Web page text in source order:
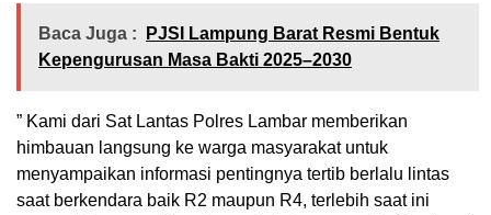
Baca Juga :
PJSI Lampung Barat Resmi Bentuk
Kepengurusan Masa Bakti 2025–2030
” Kami dari Sat Lantas Polres Lambar memberikan
himbauan langsung ke warga masyarakat untuk
menyampaikan informasi pentingnya tertib berlalu lintas
saat berkendara baik R2 maupun R4, terlebih saat ini